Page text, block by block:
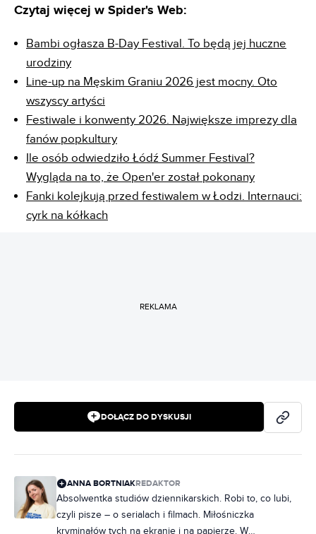
Czytaj więcej w Spider's Web:
Bambi ogłasza B-Day Festival. To będą jej huczne
urodziny
Line-up na Męskim Graniu 2026 jest mocny. Oto
wszyscy artyści
Festiwale i konwenty 2026. Największe imprezy dla
fanów popkultury
Ile osób odwiedziło Łódź Summer Festival?
Wygląda na to, że Open'er został pokonany
Fanki kolejkują przed festiwalem w Łodzi. Internauci:
cyrk na kółkach
REKLAMA
DOŁĄCZ DO DYSKUSJI
ANNA BORTNIAKREDAKTOR
Absolwentka studiów dziennikarskich. Robi to, co lubi,
czyli pisze – o serialach i filmach. Miłośniczka
kryminałów tych na ekranie i na papierze. W